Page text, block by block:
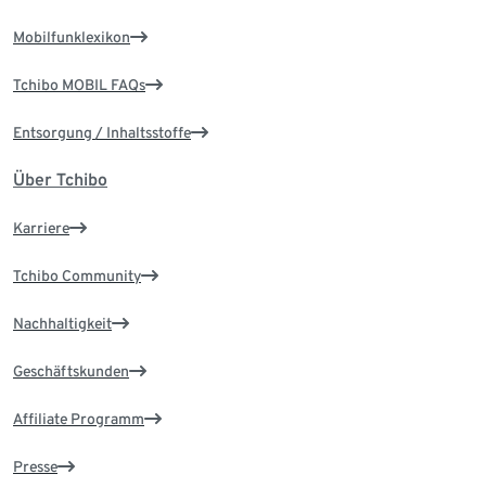
Mobilfunklexikon
Tchibo MOBIL FAQs
Entsorgung / Inhaltsstoffe
Über Tchibo
Karriere
Tchibo Community
Nachhaltigkeit
Geschäftskunden
Affiliate Programm
Presse